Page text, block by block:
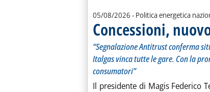
05/08/2026 - Politica energetica
Concessioni,
“Segnalazione Antitrust conferma
Italgas vinca tutte le gare. Con la
consumatori”
Il presidente di Magis Federico